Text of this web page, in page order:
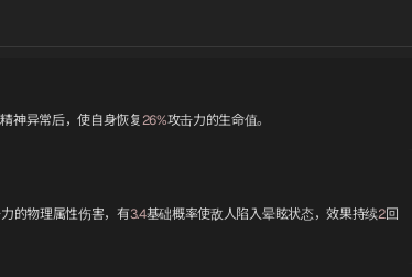
神异常后，使自身恢复26%攻击力的生命值。
的物理属性伤害，有3.4基础概率使敌人陷入晕眩状态，效果持续2回